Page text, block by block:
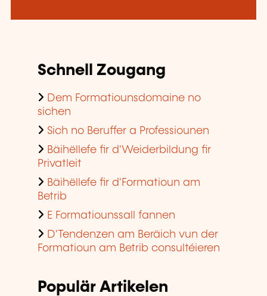
Schnell Zougang
Dem Formatiounsdomaine no
sichen
Sich no Beruffer a Professiounen
Bäihëllefe fir d'Weiderbildung fir
Privatleit
Bäihëllefe fir d'Formatioun am
Betrib
E Formatiounssall fannen
D'Tendenzen am Beräich vun der
Formatioun am Betrib consultéieren
Populär Artikelen